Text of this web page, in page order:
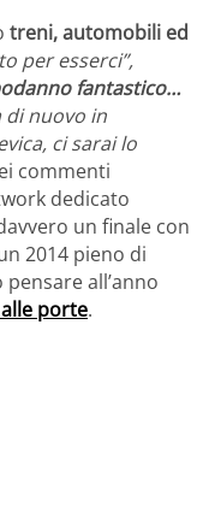
treni, automobili ed
per esserci”,
fantastico…
nuovo in
ci sarai lo
commenti
dedicato
un finale con
2014 pieno di
all’anno
porte.